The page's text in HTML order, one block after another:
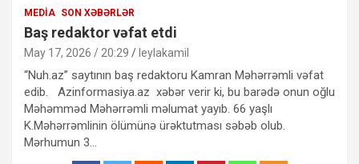
MEDIA SON XƏBƏRLƏR
Baş redaktor vəfat etdi
May 17, 2026 / 20:29 leylakamil
“Nuh.az” saytının baş redaktoru Kamran Məhərrəmli vəfat
edib. Azinformasiya.az xəbər verir ki, bu barədə onun oğlu
Məhəmməd Məhərrəmli məlumat yayıb. 66 yaşlı
K.Məhərrəmlinin ölümünə ürəktutması səbəb olub.
Mərhumun 3…